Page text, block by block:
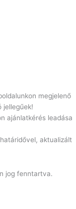
megjelenő
jellegűek!
ajánlatkérés leadása
aktualizált
jog fenntartva.